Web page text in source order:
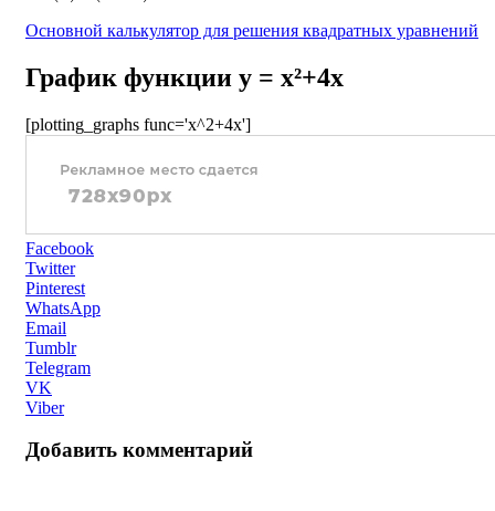
Основной калькулятор для решения квадратных уравнений
График функции y = x²+4x
[plotting_graphs func='x^2+4x']
Facebook
Twitter
Pinterest
WhatsApp
Email
Tumblr
Telegram
VK
Viber
Добавить комментарий